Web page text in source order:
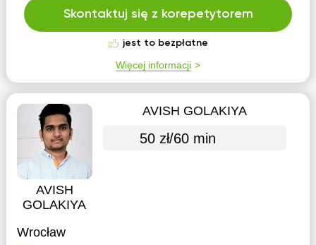
Skontaktuj się z korepetytorem
jest to bezpłatne
Więcej informacji
AVISH
GOLAKIYA
AVISH GOLAKIYA
50 zł/60 min
Wrocław